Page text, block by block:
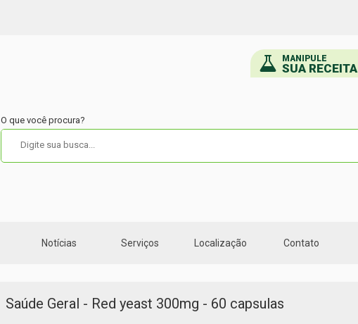
MANIPULE
SUA RECEITA
O que você procura?
Notícias Serviços Localização Contato
Saúde Geral - Red yeast 300mg - 60 capsulas